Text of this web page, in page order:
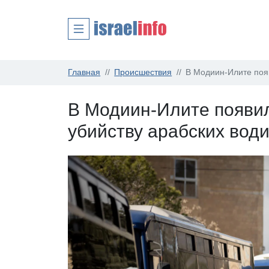
Главная Происшествия В Модиин-Илите
В Модиин-Илите
убийству арабских